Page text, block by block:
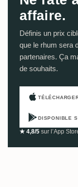
affaire.
Définis un prix
que le rhum sera
partenaires. Ça
de souhaits.
DISPONIBLE
★ 4,8/5 sur l’App